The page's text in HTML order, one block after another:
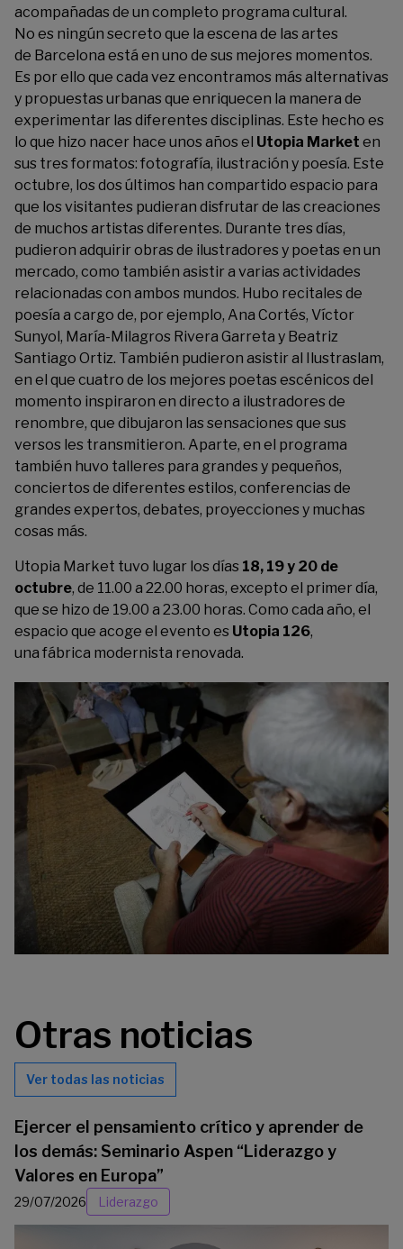
acompañadas de un completo programa cultural.
No es ningún secreto que la escena de las artes
de Barcelona está en uno de sus mejores momentos.
Es por ello que cada vez encontramos más alternativas
y propuestas urbanas que enriquecen la manera de
experimentar las diferentes disciplinas. Este hecho es
lo que hizo nacer hace unos años el Utopia Market en
sus tres formatos: fotografía, ilustración y poesía. Este
octubre, los dos últimos han compartido espacio para
que los visitantes pudieran disfrutar de las creaciones
de muchos artistas diferentes. Durante tres días,
pudieron adquirir obras de ilustradores y poetas en un
mercado, como también asistir a varias actividades
relacionadas con ambos mundos. Hubo recitales de
poesía a cargo de, por ejemplo, Ana Cortés, Víctor
Sunyol, María-Milagros Rivera Garreta y Beatriz
Santiago Ortiz. También pudieron asistir al Ilustraslam,
en el que cuatro de los mejores poetas escénicos del
momento inspiraron en directo a ilustradores de
renombre, que dibujaron las sensaciones que sus
versos les transmitieron. Aparte, en el programa
también huvo talleres para grandes y pequeños,
conciertos de diferentes estilos, conferencias de
grandes expertos, debates, proyecciones y muchas
cosas más.
Utopia Market tuvo lugar los días 18, 19 y 20 de
octubre, de 11.00 a 22.00 horas, excepto el primer día,
que se hizo de 19.00 a 23.00 horas. Como cada año, el
espacio que acoge el evento es Utopia 126,
una fábrica modernista renovada.
Otras noticias
Ver todas las noticias
Ejercer el pensamiento crítico y aprender de
los demás: Seminario Aspen “Liderazgo y
Valores en Europa”
29/07/2026 Liderazgo